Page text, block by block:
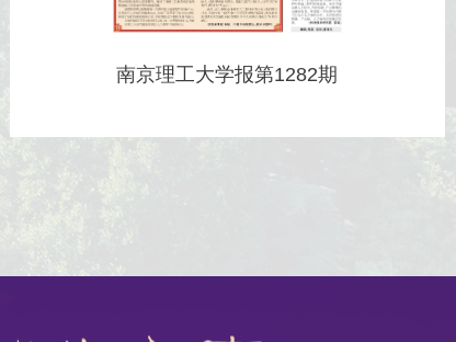
南京理工大学报第1282期